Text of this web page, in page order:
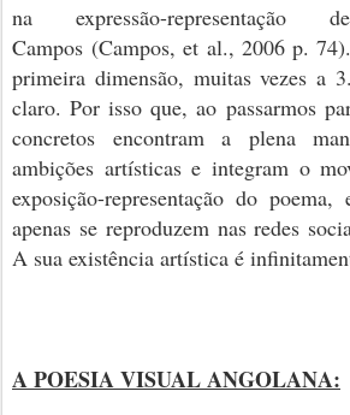
na expressão-
Campos (Campos, et al., 2006 p. 74)
primeira dimensão, muitas vezes a
claro. Por isso que, ao passarmos
concretos encontram a plena
ambições artísticas e integram o
exposição-representação do poema,
apenas se reproduzem nas redes
A sua existência artística é
A POESIA VISUAL ANGOLANA: